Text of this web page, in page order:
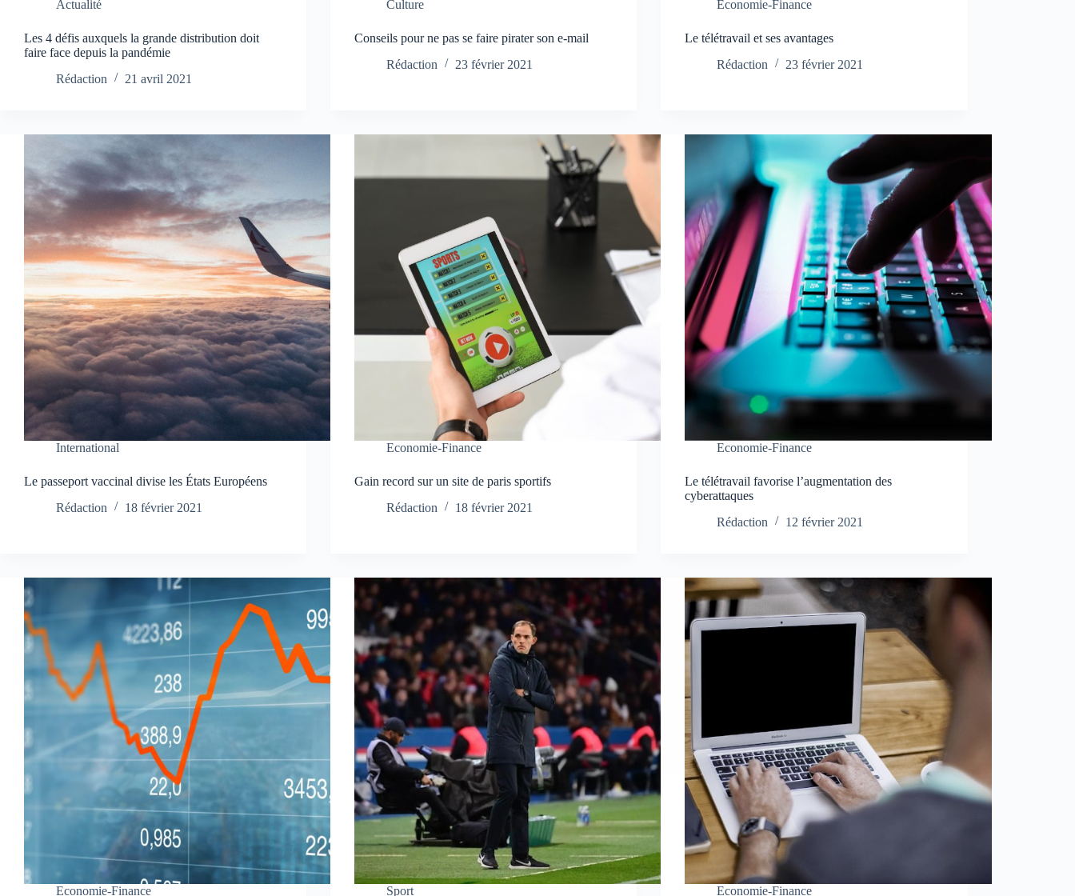
Actualité
Les 4 défis auxquels la grande distribution doit
faire face depuis la pandémie
Rédaction
21 avril 2021
Culture
Conseils pour ne pas se faire pirater son e-mail
Rédaction
23 février 2021
Economie-Finance
Le télétravail et ses avantages
Rédaction
23 février 2021
International
Le passeport vaccinal divise les États Européens
Rédaction
18 février 2021
Economie-Finance
Gain record sur un site de paris sportifs
Rédaction
18 février 2021
Economie-Finance
Le télétravail favorise l’augmentation des
cyberattaques
Rédaction
12 février 2021
Economie-Finance Sport Economie-Finance